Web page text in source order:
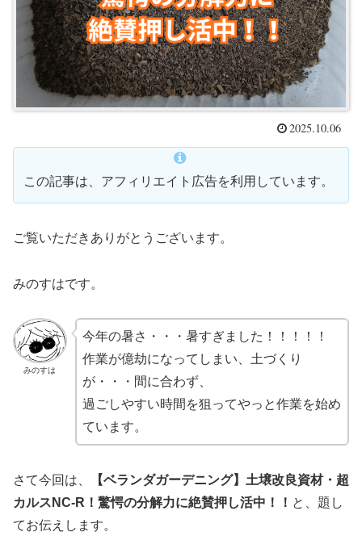
2025.10.06
この記事は、アフィリエイト広告を利用しています。
ご覧いただきありがとうございます。
みのすはです。
みのすは
今年の暑さ・・・暑すぎました！！！！！
作業が億劫になってしまい、土づくり
が・・・間に合わず、
過ごしやすい時間を狙ってやっと作業を始め
ています。
さて今回は、 【ベランダガーデニング】土壌改良資材・ 超
カルスNC-R！驚愕の分解力に絶賛押し活中！！ と、題し
てお伝えします。